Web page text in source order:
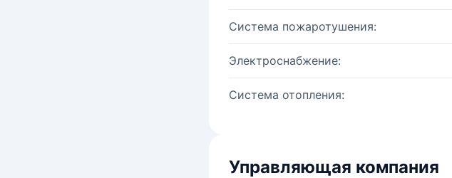
Система пожаротушения:
Электроснабжение:
Система отопления:
Управляющая компания